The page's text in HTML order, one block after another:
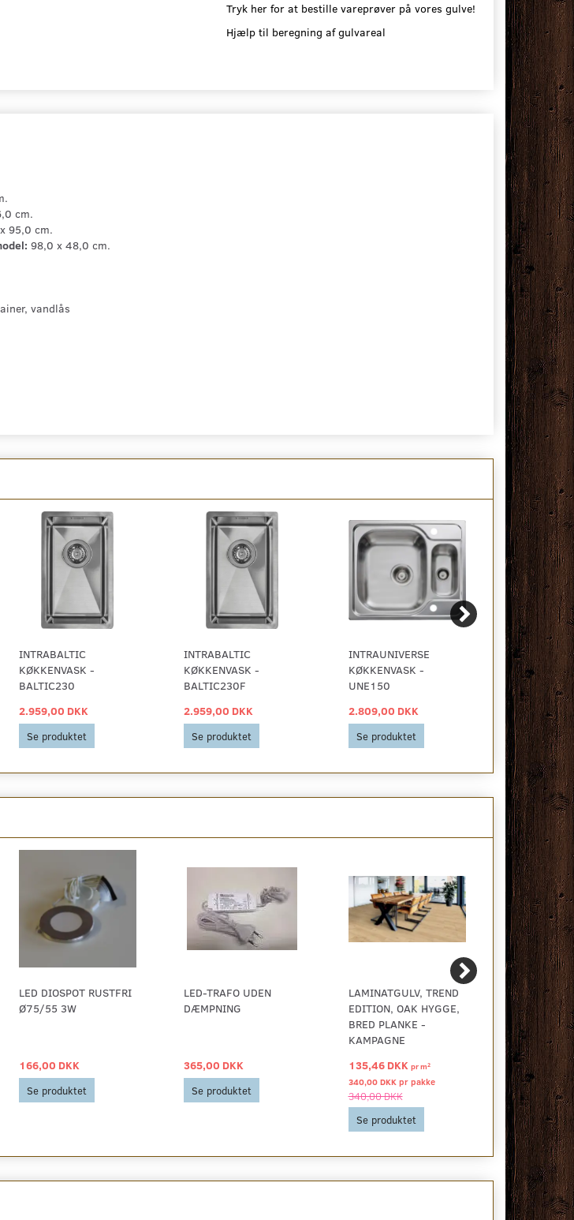
Tryk her for at bestille vareprøver på vores gulve!
Hjælp til beregning af gulvareal
cm.
95,0 cm.
98,0 x 48,0 cm.
vandlås
INTRABALTIC
KØKKENVASK -
BALTIC230
2.959,00 DKK
Se produktet
INTRABALTIC
KØKKENVASK -
BALTIC230F
2.959,00 DKK
Se produktet
INTRAUNIVERSE
KØKKENVASK -
UNE150
2.809,00 DKK
Se produktet
BA480-S01
2.735,00
Se
LED DIOSPOT RUSTFRI
Ø75/55 3W
166,00 DKK
Se produktet
LED-TRAFO UDEN
DÆMPNING
365,00 DKK
Se produktet
LAMINATGULV, TREND
EDITION, OAK HYGGE,
BRED PLANKE -
KAMPAGNE
135,46 DKK prm2
340,00 DKK pr pakke
340,00 DKK
Se produktet
LED
Ø75/55 3W
166,00 DKK
Se